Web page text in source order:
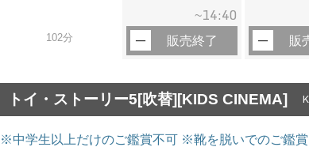
102分
~14:40
販売終了 販
トイ・ストーリー5[吹替][KIDS CINEMA]
※中学生以上だけのご鑑賞不可 ※靴を脱いでのご鑑